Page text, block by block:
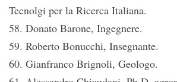
Tecnolgi per la Ricerca Italiana.
58. Donato Barone, Ingegnere.
59. Roberto Bonucchi, Insegnante.
60. Gianfranco Brignoli, Geologo.